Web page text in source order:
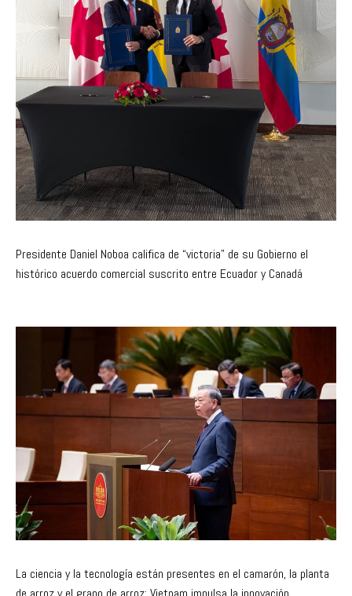
Presidente Daniel Noboa califica de “victoria” de su Gobierno el
histórico acuerdo comercial suscrito entre Ecuador y Canadá
La ciencia y la tecnología están presentes en el camarón, la planta